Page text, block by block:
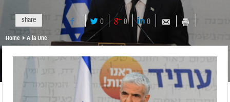
share 0 0 0
Home A la Une